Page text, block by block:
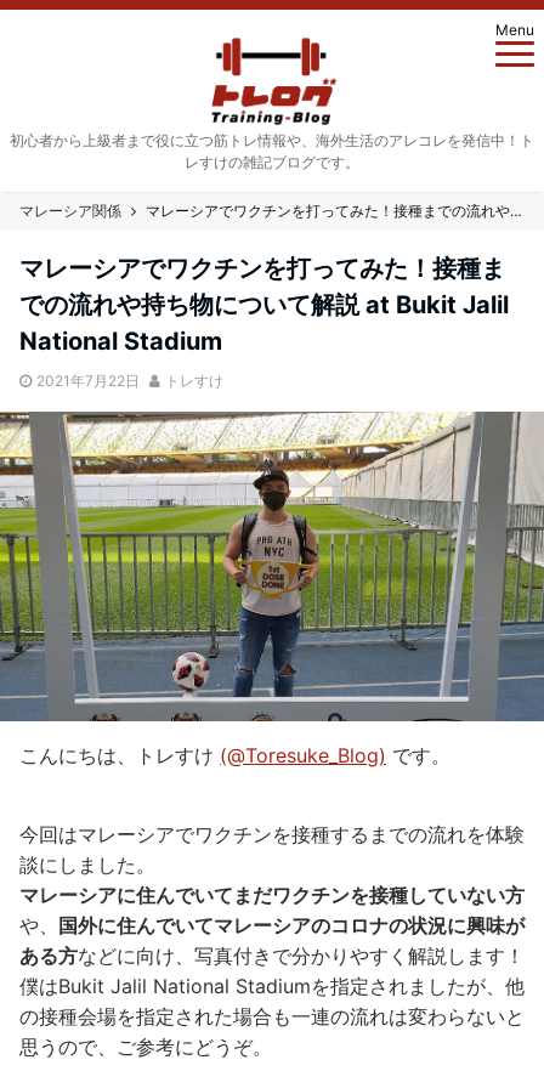
初心者から上級者まで役に立つ筋トレ情報や、海外生活のアレコレを発信中！ト
レすけの雑記ブログです。
Menu
マレーシア関係 マレーシアでワクチンを打ってみた！接種までの流れや持ち物について解説 at Bukit Jalil National Stadium
マレーシアでワクチンを打ってみた！接種ま
での流れや持ち物について解説 at Bukit Jalil
National Stadium
2021年7月22日 トレすけ
こんにちは、トレすけ (‎@Toresuke_Blog) です。
今回はマレーシアでワクチンを接種するまでの流れを体験
談にしました。
マレーシアに住んでいてまだワクチンを接種していない方
や、
国外に住んでいてマレーシアのコロナの状況に興味が
ある方などに向け、写真付きで分かりやすく解説します！
僕はBukit Jalil National Stadiumを指定されましたが、他
の接種会場を指定された場合も一連の流れは変わらないと
思うので、ご参考にどうぞ。